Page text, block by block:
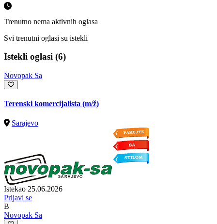
Trenutno nema aktivnih oglasa
Svi trenutni oglasi su istekli
Istekli oglasi (6)
Novopak Sa
Terenski komercijalista (m/ž)
Sarajevo
Istekao 25.06.2026
Prijavi se
B
Novopak Sa